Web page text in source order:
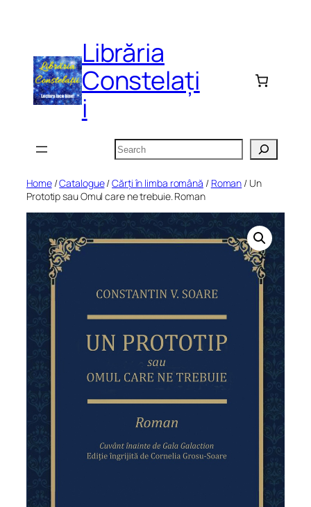
Librăria
Constelați
i
Search
Home/Catalogue/Cărți în limba română / Roman / Un
Prototip sau Omul care ne trebuie. Roman